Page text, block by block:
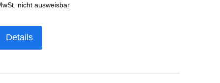
nicht ausweisbar
Details